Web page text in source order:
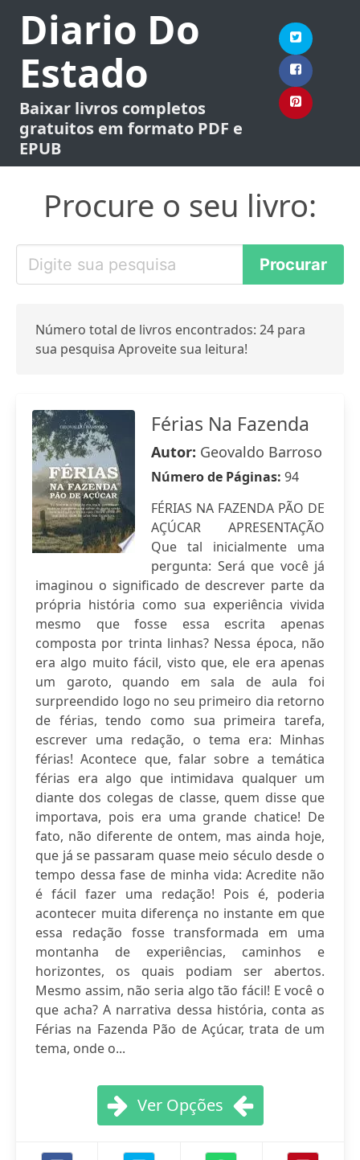
Diario Do
Estado
Baixar livros completos
gratuitos em formato PDF e
EPUB
Procure o seu livro:
Número total de livros encontrados: 24 para
sua pesquisa Aproveite sua leitura!
Férias Na Fazenda
Autor: Geovaldo Barroso
Número de Páginas: 94
FÉRIAS NA FAZENDA PÃO DE
AÇÚCAR APRESENTAÇÃO
Que tal inicialmente uma
pergunta: Será que você já
imaginou o significado de descrever parte da
própria história como sua experiência vivida
mesmo que fosse essa escrita apenas
composta por trinta linhas? Nessa época, não
era algo muito fácil, visto que, ele era apenas
um garoto, quando em sala de aula foi
surpreendido logo no seu primeiro dia retorno
de férias, tendo como sua primeira tarefa,
escrever uma redação, o tema era: Minhas
férias! Acontece que, falar sobre a temática
férias era algo que intimidava qualquer um
diante dos colegas de classe, quem disse que
importava, pois era uma grande chatice! De
fato, não diferente de ontem, mas ainda hoje,
que já se passaram quase meio século desde o
tempo dessa fase de minha vida: Acredite não
é fácil fazer uma redação! Pois é, poderia
acontecer muita diferença no instante em que
essa redação fosse transformada em uma
montanha de experiências, caminhos e
horizontes, os quais podiam ser abertos.
Mesmo assim, não seria algo tão fácil! E você o
que acha? A narrativa dessa história, conta as
Férias na Fazenda Pão de Açúcar, trata de um
tema, onde o...
Ver Opções